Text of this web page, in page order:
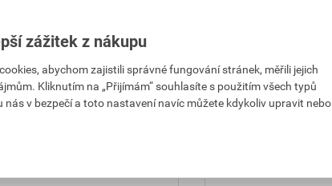
zákoníkem č.
lhůta.
hmotnost
typ výrobku
zážitek z nákupu
abychom zajistili správné fungování stránek, měřili jejich
Kliknutím na „Přijímám“ souhlasíte s použitím všech typů
v bezpečí a toto nastavení navíc můžete kdykoliv upravit nebo